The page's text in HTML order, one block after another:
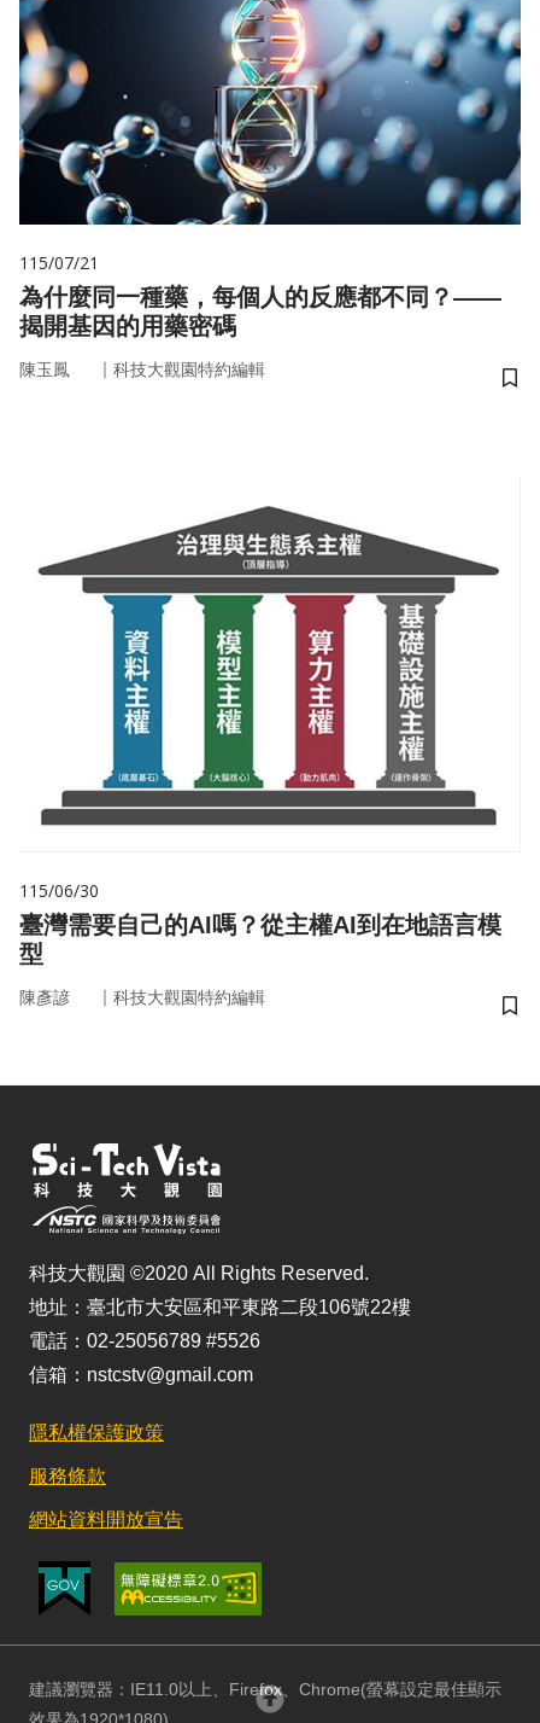
115/07/21
為什麼同一種藥，每個人的反應都不同？——
揭開基因的用藥密碼
陳玉鳳 ｜ 科技大觀園特約編輯
儲
115/06/30
臺灣需要自己的AI嗎？從主權AI到在地語言模
型
陳彥諺 ｜ 科技大觀園特約編輯
儲
科技大觀園 ©2020 All Rights Reserved.
地址：臺北市大安區和平東路二段106號22樓
電話：02-25056789 #5526
信箱：nstcstv@gmail.com
隱私權保護政策
服務條款
網站資料開放宣告
建議瀏覽器：IE11.0以上、Firefox、Chrome(螢幕設定最佳顯示
回頂部